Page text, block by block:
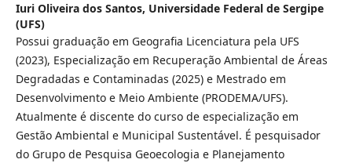
Iuri Oliveira dos Santos, Universidade Federal de Sergipe
(UFS)
Possui graduação em Geografia Licenciatura pela UFS
(2023), Especialização em Recuperação Ambiental de Áreas
Degradadas e Contaminadas (2025) e Mestrado em
Desenvolvimento e Meio Ambiente (PRODEMA/UFS).
Atualmente é discente do curso de especialização em
Gestão Ambiental e Municipal Sustentável. É pesquisador
do Grupo de Pesquisa Geoecologia e Planejamento